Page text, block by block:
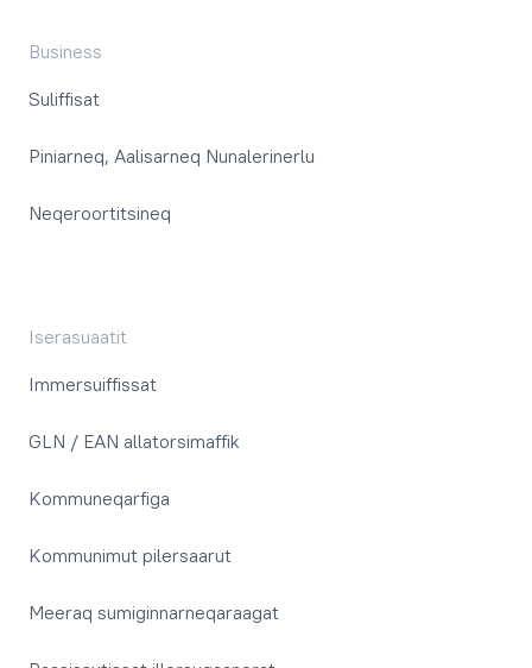
Business
Suliffisat
Piniarneq, Aalisarneq Nunalerinerlu
Neqeroortitsineq
Iserasuaatit
Immersuiffissat
GLN / EAN allatorsimaffik
Kommuneqarfiga
Kommunimut pilersaarut
Meeraq sumiginnarneqaraagat